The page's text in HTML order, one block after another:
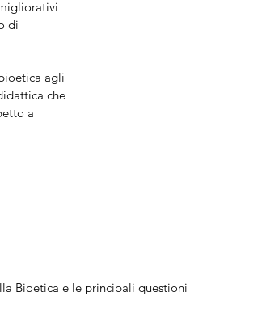
di
agli
che
a
Bioetica e le principali questioni